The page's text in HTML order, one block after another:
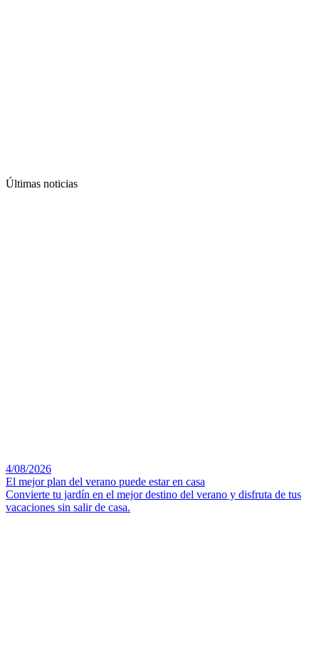
Últimas noticias
4/08/2026
El mejor plan del verano puede estar en casa
Convierte tu jardín en el mejor destino del verano y disfruta de tus
vacaciones sin salir de casa.